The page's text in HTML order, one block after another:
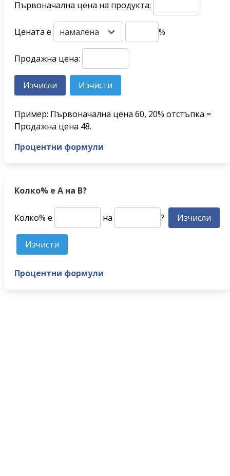
Първоначална цена на продукта:
Цената е %
Продажна цена:
Пример: Първоначална цена 60, 20% отстъпка =
Продажна цена 48.
Процентни формули
Колко% е A на B?
Колко% е на ?
Процентни формули